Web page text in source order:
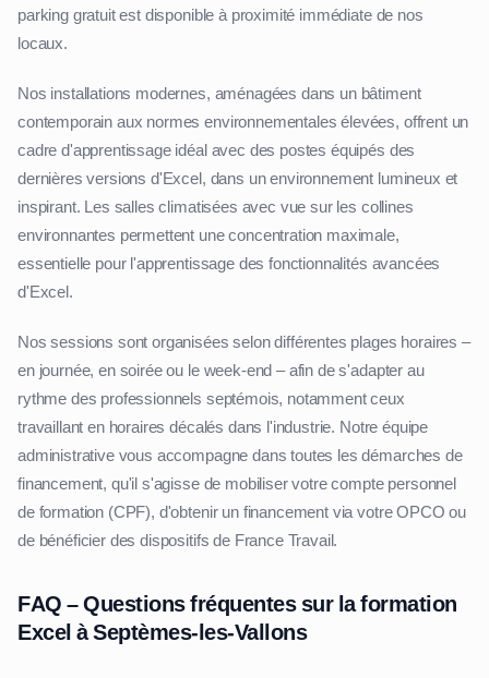
parking gratuit est disponible à proximité immédiate de nos
locaux.
Nos installations modernes, aménagées dans un bâtiment
contemporain aux normes environnementales élevées, offrent un
cadre d'apprentissage idéal avec des postes équipés des
dernières versions d'Excel, dans un environnement lumineux et
inspirant. Les salles climatisées avec vue sur les collines
environnantes permettent une concentration maximale,
essentielle pour l'apprentissage des fonctionnalités avancées
d'Excel.
Nos sessions sont organisées selon différentes plages horaires –
en journée, en soirée ou le week-end – afin de s'adapter au
rythme des professionnels septémois, notamment ceux
travaillant en horaires décalés dans l'industrie. Notre équipe
administrative vous accompagne dans toutes les démarches de
financement, qu'il s'agisse de mobiliser votre compte personnel
de formation (CPF), d'obtenir un financement via votre OPCO ou
de bénéficier des dispositifs de France Travail.
FAQ – Questions fréquentes sur la formation
Excel à Septèmes-les-Vallons